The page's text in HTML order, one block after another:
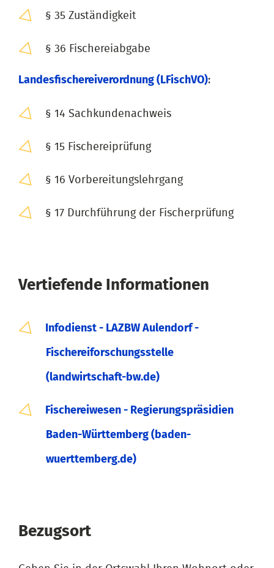
§ 35 Zuständigkeit
§ 36 Fischereiabgabe
Landesfischereiverordnung (LFischVO):
§ 14 Sachkundenachweis
§ 15 Fischereiprüfung
§ 16 Vorbereitungslehrgang
§ 17 Durchführung der Fischerprüfung
Vertiefende Informationen
Infodienst - LAZBW Aulendorf -
Fischereiforschungsstelle
(landwirtschaft-bw.de)
Fischereiwesen - Regierungspräsidien
Baden-Württemberg (baden-
wuerttemberg.de)
Bezugsort